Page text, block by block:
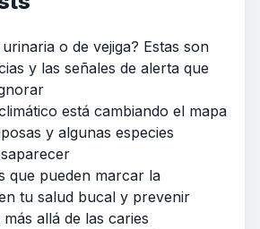
o de vejiga? Estas son
y las señales de alerta que
está cambiando el mapa
y algunas especies
que pueden marcar la
tu salud bucal y prevenir
allá de las caries